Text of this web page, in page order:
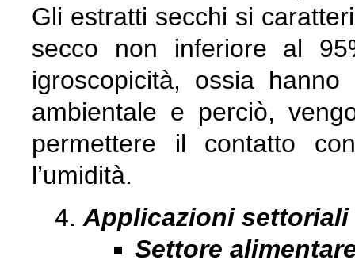
Gli estratti secchi si
secco non inferiore al
igroscopicità, ossia
ambientale e perciò,
permettere il contatto
l’umidità.
Applicazioni settoriali
Settore